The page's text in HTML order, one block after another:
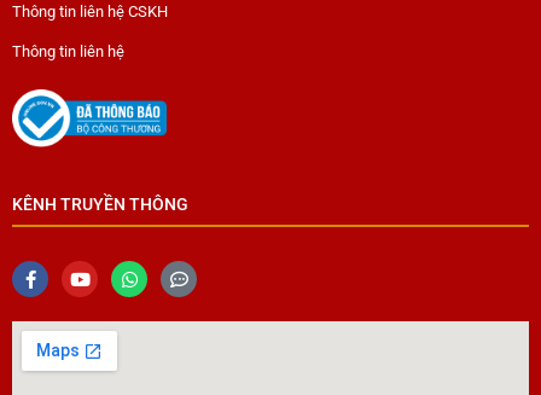
Thông tin liên hệ CSKH
Thông tin liên hệ
KÊNH TRUYỀN THÔNG